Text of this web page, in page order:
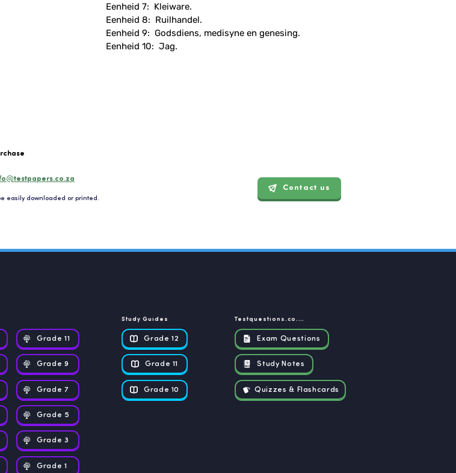
Eenheid 7: Kleiware.
Eenheid 8: Ruilhandel.
Eenheid 9: Godsdiens, medisyne en genesing.
Eenheid 10: Jag.
easily downloaded or printed.
Contact us
Grade 11
Grade 9
Grade 7
Grade 5
Grade 3
Grade 1
Study Guides
Grade 12
Grade 11
Grade 10
Testquestions.co.za
Exam Questions
Study Notes
Quizzes & Flashcards